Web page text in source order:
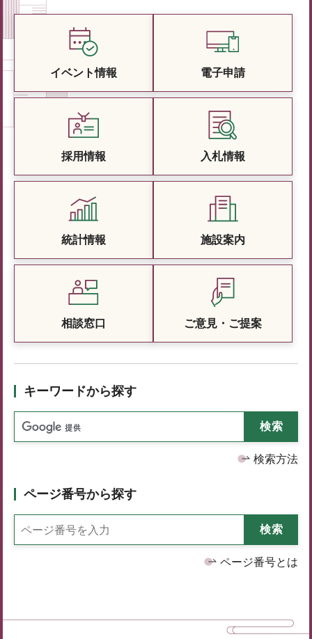
イベント情報 電子申請
採用情報 入札情報
統計情報 施設案内
相談窓口 ご意見・ご提案
キーワードから探す
検索方法
ページ番号から探す
ページ番号とは